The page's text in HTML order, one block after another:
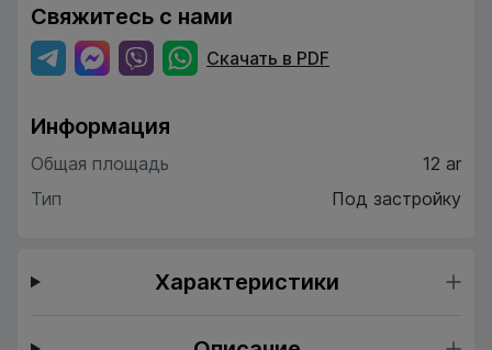
Свяжитесь с нами
Скачать в PDF
Информация
Общая площадь
12 ar
Тип
Под застройку
Характеристики